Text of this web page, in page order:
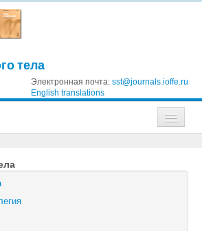
тела
Электронная почта: sst@journals.ioffe.ru
English translations
физики
технической физики
тела